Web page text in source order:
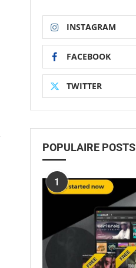
INSTAGRAM
FACEBOOK
TWITTER
POPULAIRE POSTS
1